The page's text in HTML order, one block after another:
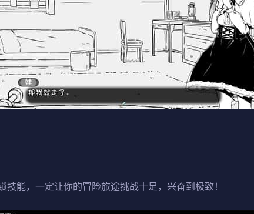
能，一定让你的冒险旅途挑战十足，兴奋到极致！